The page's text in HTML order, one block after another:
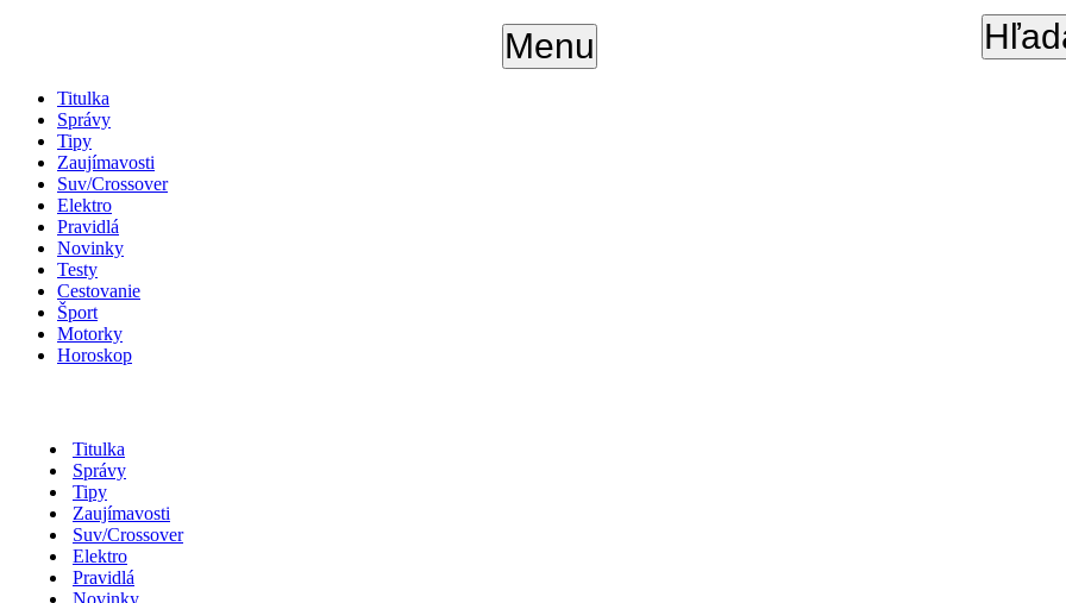
Menu
Titulka
Správy
Tipy
Zaujímavosti
Suv/Crossover
Elektro
Pravidlá
Novinky
Testy
Cestovanie
Šport
Motorky
Horoskop
Titulka
Správy
Tipy
Zaujímavosti
Suv/Crossover
Elektro
Pravidlá
Novinky